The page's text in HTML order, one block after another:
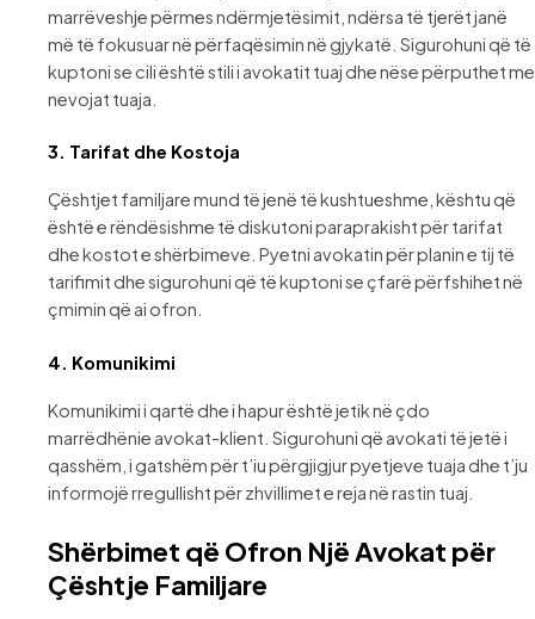
marrëveshje përmes ndërmjetësimit, ndërsa të tjerët janë
më të fokusuar në përfaqësimin në gjykatë. Sigurohuni që të
kuptoni se cili është stili i avokatit tuaj dhe nëse përputhet me
nevojat tuaja.
3. Tarifat dhe Kostoja
Çështjet familjare mund të jenë të kushtueshme, kështu që
është e rëndësishme të diskutoni paraprakisht për tarifat
dhe kostot e shërbimeve. Pyetni avokatin për planin e tij të
tarifimit dhe sigurohuni që të kuptoni se çfarë përfshihet në
çmimin që ai ofron.
4. Komunikimi
Komunikimi i qartë dhe i hapur është jetik në çdo
marrëdhënie avokat-klient. Sigurohuni që avokati të jetë i
qasshëm, i gatshëm për t’iu përgjigjur pyetjeve tuaja dhe t’ju
informojë rregullisht për zhvillimet e reja në rastin tuaj.
Shërbimet që Ofron Një Avokat për
Çështje Familjare